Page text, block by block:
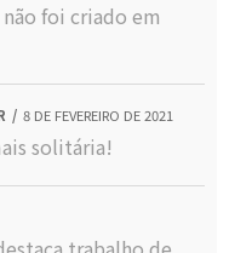
foi criado em
8 DE FEVEREIRO DE 2021
solitária!